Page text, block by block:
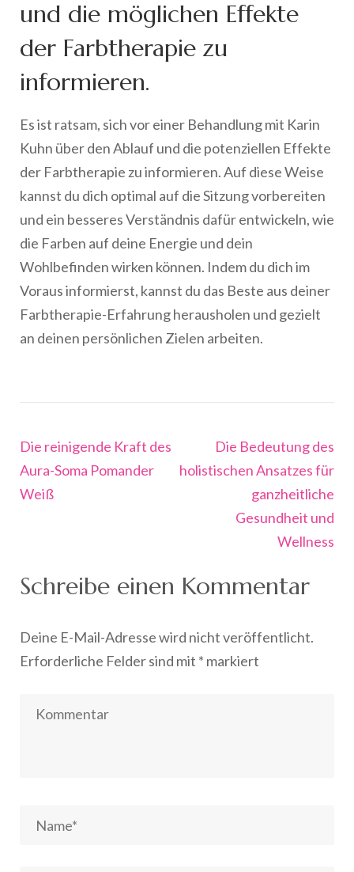
und die möglichen Effekte
der Farbtherapie zu
informieren.
Es ist ratsam, sich vor einer Behandlung mit Karin
Kuhn über den Ablauf und die potenziellen Effekte
der Farbtherapie zu informieren. Auf diese Weise
kannst du dich optimal auf die Sitzung vorbereiten
und ein besseres Verständnis dafür entwickeln, wie
die Farben auf deine Energie und dein
Wohlbefinden wirken können. Indem du dich im
Voraus informierst, kannst du das Beste aus deiner
Farbtherapie-Erfahrung herausholen und gezielt
an deinen persönlichen Zielen arbeiten.
Beitragsnavigation
Die reinigende Kraft des
Aura-Soma Pomander
Weiß
Die Bedeutung des
holistischen Ansatzes für
ganzheitliche
Gesundheit und
Wellness
Schreibe einen Kommentar
Deine E-Mail-Adresse wird nicht veröffentlicht.
Erforderliche Felder sind mit * markiert